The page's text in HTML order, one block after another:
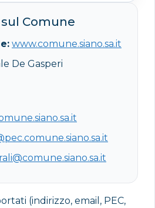
Comune
www.comune.siano.sa.it
De Gasperi
(indirizzo, email, PEC,